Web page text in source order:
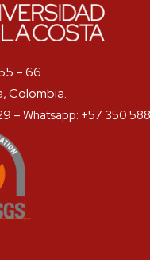
– 66.
Colombia.
– Whatsapp: +57 350